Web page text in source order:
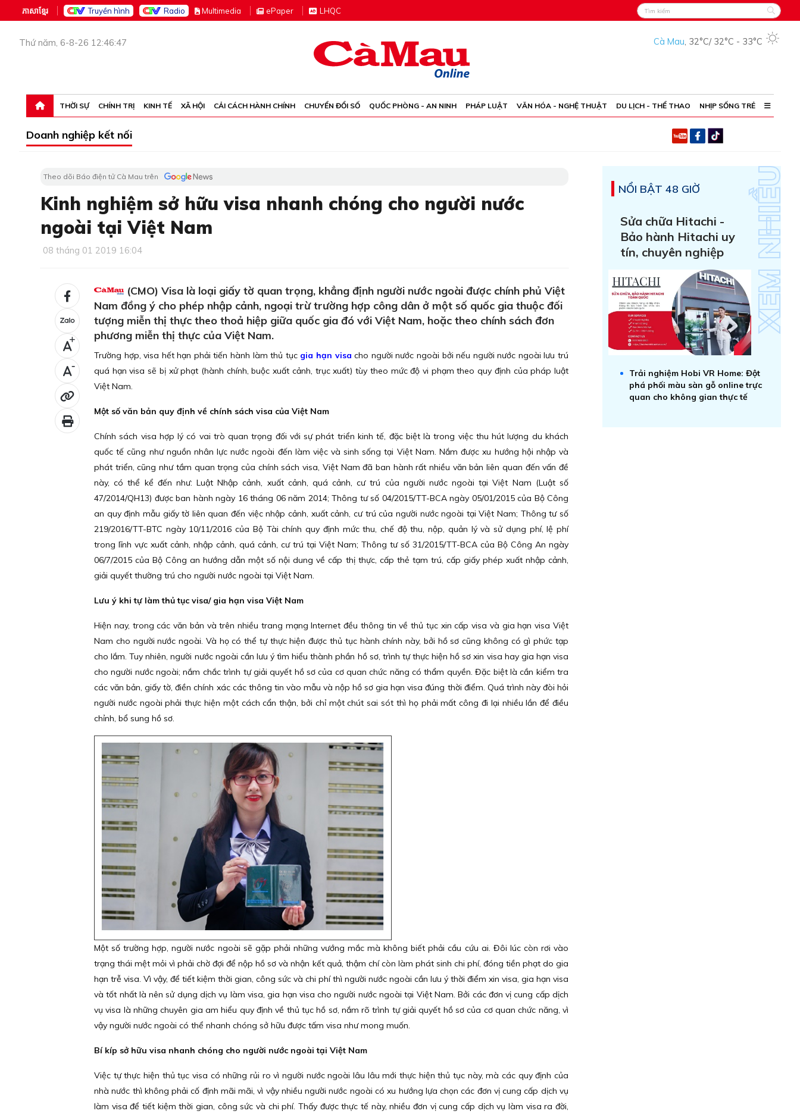
ភាសាខ្មែរ Truyền hình Radio Multimedia ePaper LHQC
Thứ năm, 6-8-26 12:46:47 Cà Mau, 32°C/ 32°C - 33°C
THỜI SỰ CHÍNH TRỊ KINH TẾ XÃ HỘI CẢI CÁCH HÀNH CHÍNH CHUYỂN ĐỔI SỐ QUỐC PHÒNG - AN NINH PHÁP LUẬT VĂN HÓA - NGHỆ THUẬT DU LỊCH - THỂ THAO NHỊP SỐNG TRẺ
Doanh nghiệp kết nối
Theo dõi Báo điện tử Cà Mau trên
Kinh nghiệm sở hữu visa nhanh chóng cho người nước
ngoài tại Việt Nam
08 tháng 01 2019 16:04
+
-
(CMO) Visa là loại giấy tờ quan trọng, khẳng định người nước ngoài được chính phủ Việt
Nam đồng ý cho phép nhập cảnh, ngoại trừ trường hợp công dân ở một số quốc gia thuộc đối
tượng miễn thị thực theo thoả hiệp giữa quốc gia đó với Việt Nam, hoặc theo chính sách đơn
phương miễn thị thực của Việt Nam.
Trường hợp, visa hết hạn phải tiến hành làm thủ tục gia hạn visa cho người nước ngoài bởi nếu người nước ngoài lưu trú
quá hạn visa sẽ bị xử phạt (hành chính, buộc xuất cảnh, trục xuất) tùy theo mức độ vi phạm theo quy định của pháp luật
Việt Nam.
Một số văn bản quy định về chính sách visa của Việt Nam
Chính sách visa hợp lý có vai trò quan trọng đối với sự phát triển kinh tế, đặc biệt là trong việc thu hút lượng du khách
quốc tế cũng như nguồn nhân lực nước ngoài đến làm việc và sinh sống tại Việt Nam. Nắm được xu hướng hội nhập và
phát triển, cũng như tầm quan trọng của chính sách visa, Việt Nam đã ban hành rất nhiều văn bản liên quan đến vấn đề
này, có thể kể đến như: Luật Nhập cảnh, xuất cảnh, quá cảnh, cư trú của người nước ngoài tại Việt Nam (Luật số
47/2014/QH13) được ban hành ngày 16 tháng 06 năm 2014; Thông tư số 04/2015/TT-BCA ngày 05/01/2015 của Bộ Công
an quy định mẫu giấy tờ liên quan đến việc nhập cảnh, xuất cảnh, cư trú của người nước ngoài tại Việt Nam; Thông tư số
219/2016/TT-BTC ngày 10/11/2016 của Bộ Tài chính quy định mức thu, chế độ thu, nộp, quản lý và sử dụng phí, lệ phí
trong lĩnh vực xuất cảnh, nhập cảnh, quá cảnh, cư trú tại Việt Nam; Thông tư số 31/2015/TT-BCA của Bộ Công An ngày
06/7/2015 của Bộ Công an hướng dẫn một số nội dung về cấp thị thực, cấp thẻ tạm trú, cấp giấy phép xuất nhập cảnh,
giải quyết thường trú cho người nước ngoài tại Việt Nam.
Lưu ý khi tự làm thủ tục visa/ gia hạn visa Việt Nam
Hiện nay, trong các văn bản và trên nhiều trang mạng Internet đều thông tin về thủ tục xin cấp visa và gia hạn visa Việt
Nam cho người nước ngoài. Và họ có thể tự thực hiện được thủ tục hành chính này, bởi hồ sơ cũng không có gì phức tạp
cho lắm. Tuy nhiên, người nước ngoài cần lưu ý tìm hiểu thành phần hồ sơ, trình tự thực hiện hồ sơ xin visa hay gia hạn visa
cho người nước ngoài; nắm chắc trình tự giải quyết hồ sơ của cơ quan chức năng có thẩm quyền. Đặc biệt là cần kiểm tra
các văn bản, giấy tờ, điền chính xác các thông tin vào mẫu và nộp hồ sơ gia hạn visa đúng thời điểm. Quá trình này đòi hỏi
người nước ngoài phải thực hiện một cách cẩn thận, bởi chỉ một chút sai sót thì họ phải mất công đi lại nhiều lần để điều
chỉnh, bổ sung hồ sơ.
Một số trường hợp, người nước ngoài sẽ gặp phải những vướng mắc mà không biết phải cầu cứu ai. Đôi lúc còn rơi vào
trạng thái mệt mỏi vì phải chờ đợi để nộp hồ sơ và nhận kết quả, thậm chí còn làm phát sinh chi phí, đóng tiền phạt do gia
hạn trễ visa. Vì vậy, để tiết kiệm thời gian, công sức và chi phí thì người nước ngoài cần lưu ý thời điểm xin visa, gia hạn visa
và tốt nhất là nên sử dụng dịch vụ làm visa, gia hạn visa cho người nước ngoài tại Việt Nam. Bởi các đơn vị cung cấp dịch
vụ visa là những chuyên gia am hiểu quy định về thủ tục hồ sơ, nắm rõ trình tự giải quyết hồ sơ của cơ quan chức năng, vì
vậy người nước ngoài có thể nhanh chóng sở hữu được tấm visa như mong muốn.
Bí kíp sở hữu visa nhanh chóng cho người nước ngoài tại Việt Nam
Việc tự thực hiện thủ tục visa có những rủi ro vì người nước ngoài lâu lâu mới thực hiện thủ tục này, mà các quy định của
nhà nước thì không phải cố định mãi mãi, vì vậy nhiều người nước ngoài có xu hướng lựa chọn các đơn vị cung cấp dịch vụ
làm visa để tiết kiệm thời gian, công sức và chi phí. Thấy được thực tế này, nhiều đơn vị cung cấp dịch vụ làm visa ra đời,
NỔI BẬT 48 GIỜ
Sửa chữa Hitachi -
Bảo hành Hitachi uy
tín, chuyên nghiệp
Trải nghiệm Hobi VR Home: Đột
phá phối màu sàn gỗ online trực
quan cho không gian thực tế